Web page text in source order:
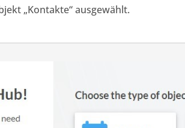
„Kontakte“ ausgewählt.